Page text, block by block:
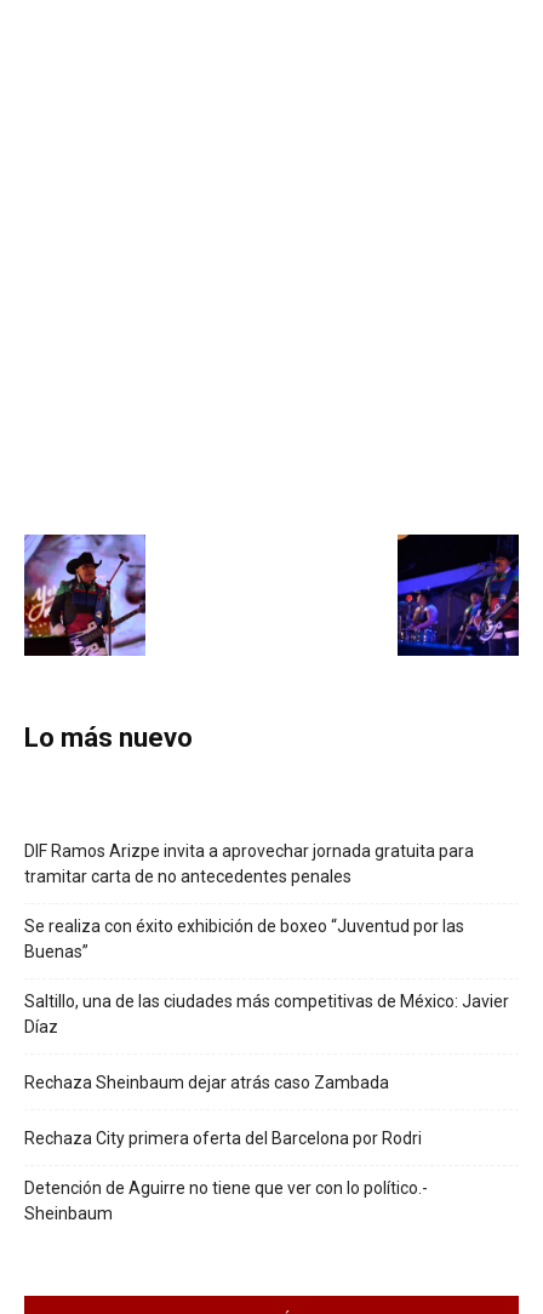
Lo más nuevo
DIF Ramos Arizpe invita a aprovechar jornada gratuita para
tramitar carta de no antecedentes penales
Se realiza con éxito exhibición de boxeo “Juventud por las
Buenas”
Saltillo, una de las ciudades más competitivas de México: Javier
Díaz
Rechaza Sheinbaum dejar atrás caso Zambada
Rechaza City primera oferta del Barcelona por Rodri
Detención de Aguirre no tiene que ver con lo político.-
Sheinbaum